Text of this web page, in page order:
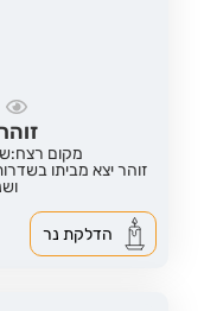
מקום
זוהר יצא מביתו
הדלקת נר